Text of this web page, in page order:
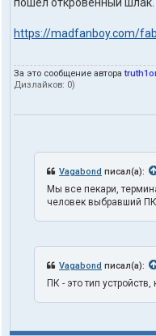
ь
о
в
е
t
r
t
h
1
n
https://madfanboy.com/
За это сообщение автора
Дизлайков: 0)
Vagabond писал(а):
Мы все пекари,
человек выбравший
Vagabond писал(а):
ПК - это тип